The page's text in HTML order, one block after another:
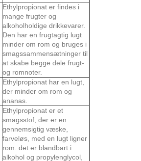
Ethylpropionat er findes i
mange frugter og
alkoholholdige drikkevarer.
Den har en frugtagtig lugt
minder om rom og bruges i
smagssammensætninger til
at skabe begge dele frugt-
og romnoter.
Ethylpropionat har en lugt,
der minder om rom og
ananas.
Ethylpropionat er et
smagsstof, der er en
gennemsigtig væske,
farveløs, med en lugt ligner
rom. det er blandbart i
alkohol og propylenglycol,